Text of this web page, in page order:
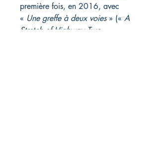
première fois, en 2016, avec
« Une greffe à deux voies » (« A
Stretch of Highway Two